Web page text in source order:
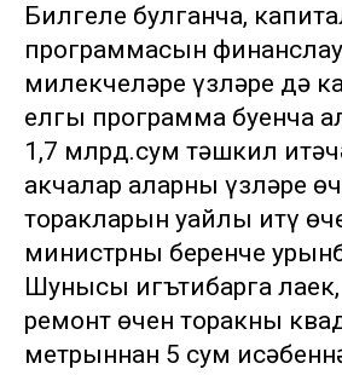
Билгеле булганча,
программасын
милекчеләре үзләре дә
елгы программа буенча
1,7 млрд.сум тәшкил
акчалар аларның үзләре
торакларын уңайлы итү
министрның беренче
Шунысы игътибарга
ремонт өчен торакның
метрыннан 5 сум